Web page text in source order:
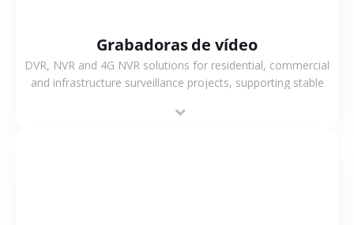
Grabadoras de vídeo
DVR, NVR and 4G NVR solutions for residential, commercial
and infrastructure surveillance projects, supporting stable